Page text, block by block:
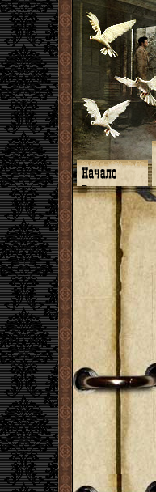
Главная
Программа
Форум
Facebook
Гостевая